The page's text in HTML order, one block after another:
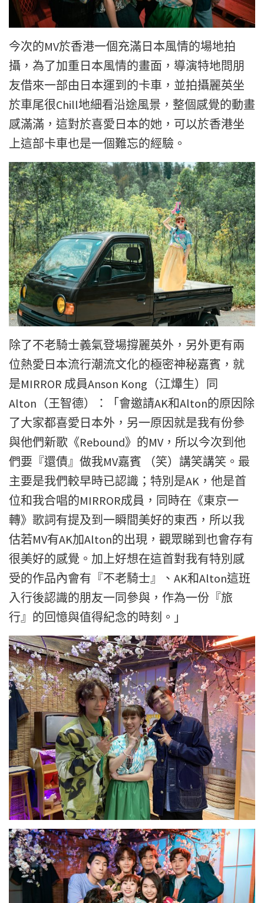
今次的MV於香港一個充滿日本風情的場地拍
攝，為了加重日本風情的畫面，導演特地問朋
友借來一部由日本運到的卡車，並拍攝麗英坐
於車尾很Chill地細看沿途風景，整個感覺的動畫
感滿滿，這對於喜愛日本的她，可以於香港坐
上這部卡車也是一個難忘的經驗。
除了不老騎士義氣登場撐麗英外，另外更有兩
位熱愛日本流行潮流文化的極密神秘嘉賓，就
是MIRROR 成員Anson Kong（江𤒹生）同
Alton（王智德）：「會邀請AK和Alton的原因除
了大家都喜愛日本外，另一原因就是我有份參
與他們新歌《Rebound》的MV，所以今次到他
們要『還債』做我MV嘉賓 （笑）講笑講笑。最
主要是我們較早時已認識；特別是AK，他是首
位和我合唱的MIRROR成員，同時在《東京一
轉》歌詞有提及到一瞬間美好的東西，所以我
估若MV有AK加Alton的出現，觀眾睇到也會存有
很美好的感覺。加上好想在這首對我有特別感
受的作品內會有『不老騎士』、AK和Alton這班
入行後認識的朋友一同參與，作為一份『旅
行』的回憶與值得紀念的時刻。」